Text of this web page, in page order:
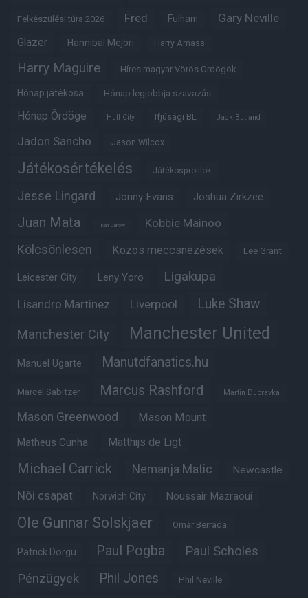
Felkészülési túra 2026 Fred Fulham Gary Neville
Glazer Hannibal Mejbri Harry Amass
Harry Maguire Híres magyar Vörös Ördögök
Hónap játékosa Hónap legjobbja szavazás
Hónap Ördöge Hull City Ifjúsági BL Jack Butland
Jadon Sancho Jason Wilcox
Játékosértékelés Játékosprofilok
Jesse Lingard Jonny Evans Joshua Zirkzee
Juan Mata Karl Darlow Kobbie Mainoo
Kölcsönlesen Közös meccsnézések Lee Grant
Leicester City Leny Yoro Ligakupa
Lisandro Martinez Liverpool Luke Shaw
Manchester City Manchester United
Manuel Ugarte Manutdfanatics.hu
Marcel Sabitzer Marcus Rashford Martin Dubravka
Mason Greenwood Mason Mount
Matheus Cunha Matthijs de Ligt
Michael Carrick Nemanja Matic Newcastle
Női csapat Norwich City Noussair Mazraoui
Ole Gunnar Solskjaer Omar Berrada
Patrick Dorgu Paul Pogba Paul Scholes
Pénzügyek Phil Jones Phil Neville